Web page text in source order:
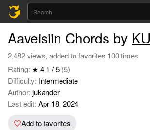
Aaveisiin Chords by
2,482 views, added to favorites 100 times
Rating: ★ 4.1 / 5 (5)
Difficulty: Intermediate
Author: jukander
Last edit: Apr 18, 2024
Add to favorites